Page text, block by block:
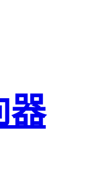
器